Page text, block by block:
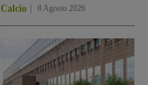
Calcio 8 Agosto 2026